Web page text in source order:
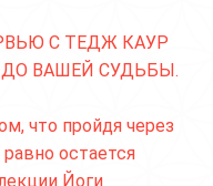
С ТЕДЖ КАУР
ВАШЕЙ СУДЬБЫ.
что пройдя через
остается
Йоги